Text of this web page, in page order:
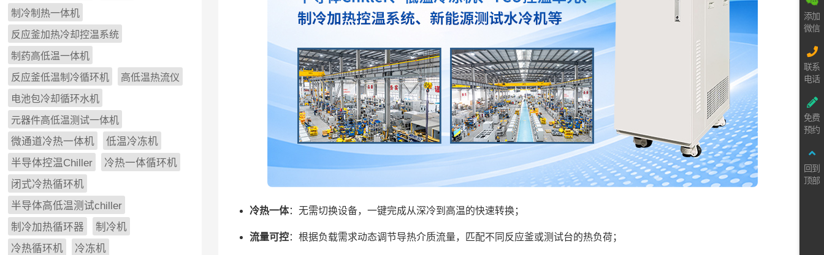
冷热一体：无需切换设备，一键完成从深冷到高温的快速转换；
流量可控：根据负载需求动态调节导热介质流量，匹配不同反应釜或测试台的热负荷；
制冷制热一体机
反应釜加热冷却控温系统
制药高低温一体机
反应釜低温制冷循环机 高低温热流仪
电池包冷却循环水机
元器件高低温测试一体机
微通道冷热一体机
低温冷冻机
半导体控温Chiller
冷热一体循环机
闭式冷热循环机
半导体高低温测试chiller
制冷加热循环器
制冷机
冷热循环机
冷冻机
添加
微信
联系
电话
免费
预约
回到
顶部